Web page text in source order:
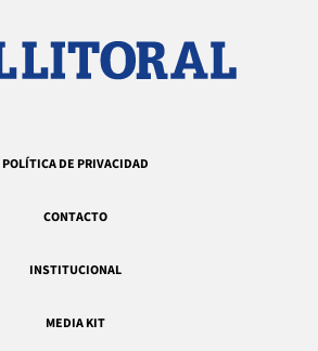
POLÍTICA DE PRIVACIDAD
CONTACTO
INSTITUCIONAL
MEDIA KIT